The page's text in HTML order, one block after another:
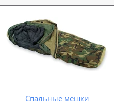
Спальные мешки